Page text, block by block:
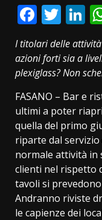
I titolari delle
azioni forti sia a
plexiglass? Non
FASANO – Bar e
ultimi a poter
quella del primo
riparte dal
normale attività in
clienti nel rispetto
tavoli si
Andranno riviste
le capienze dei